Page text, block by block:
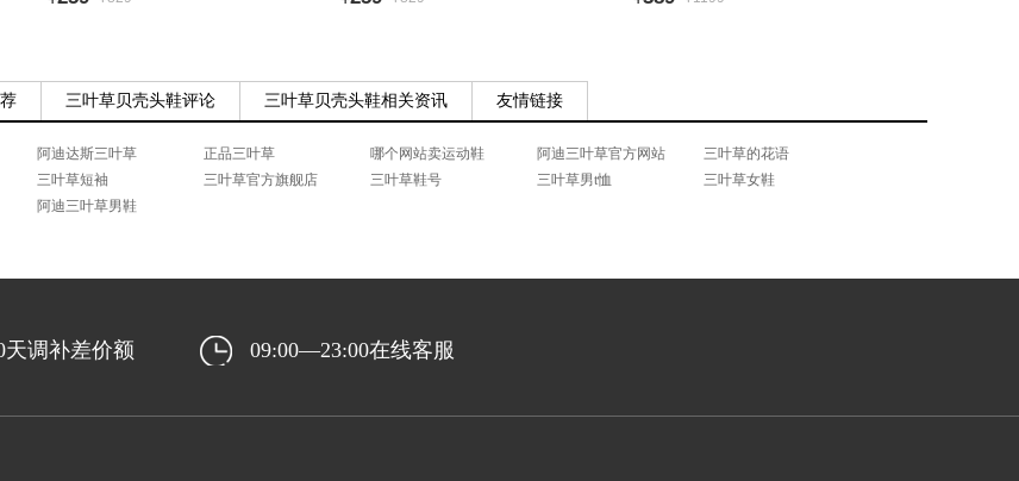
三叶草贝壳头鞋评论 三叶草贝壳头鞋相关资讯 友情链接
阿迪达斯三叶草 正品三叶草 哪个网站卖运动鞋 阿迪三叶草官方网站
三叶草的花语
三叶草短袖 三叶草官方旗舰店 三叶草鞋号 三叶草男t恤
三叶草女鞋
阿迪三叶草男鞋
天调补差价额 09:00—23:00在线客服